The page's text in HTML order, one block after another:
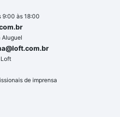
9:00 às 18:00
Aluguel
de imprensa